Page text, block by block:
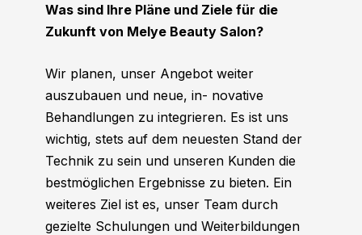
Was sind Ihre Pläne und Ziele für die
Zukunft von Melye Beauty Salon?
Wir planen, unser Angebot weiter
auszubauen und neue, in- novative
Behandlungen zu integrieren. Es ist uns
wichtig, stets auf dem neuesten Stand der
Technik zu sein und unseren Kunden die
bestmöglichen Ergebnisse zu bieten. Ein
weiteres Ziel ist es, unser Team durch
gezielte Schulungen und Weiterbildungen